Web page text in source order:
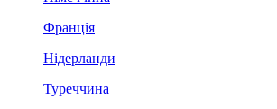
Франція
Нідерланди
Туреччина